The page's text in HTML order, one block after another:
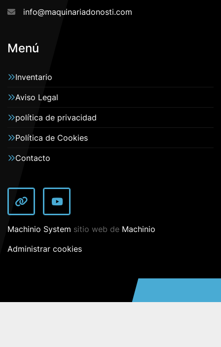
info@maquinariadonosti.com
Menú
Inventario
Aviso Legal
política de privacidad
Política de Cookies
Contacto
other youtube
Machinio System sitio web de Machinio
Administrar cookies